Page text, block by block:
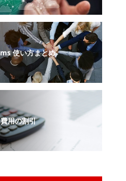
使い方まとめ
用の割引